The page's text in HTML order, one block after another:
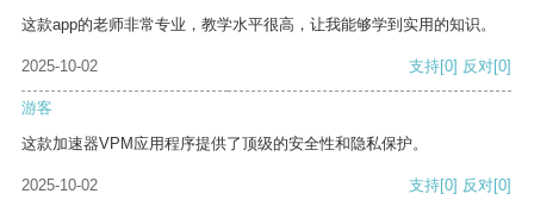
这款app的老师非常专业，教学水平很高，让我能够学到实用的知识。
2025-10-02 支持[0] 反对[0]
游客
这款加速器VPM应用程序提供了顶级的安全性和隐私保护。
2025-10-02 支持[0] 反对[0]